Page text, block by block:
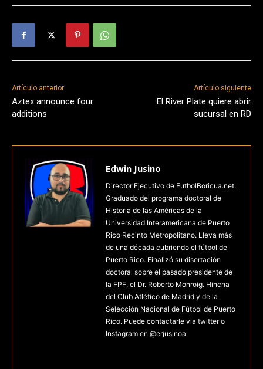
Artículo anterior
Aztex announce four
additions
Artículo siguiente
El River Plate quiere abrir
sucursal en RD
Edwin Jusino
Director Ejecutivo de FutbolBoricua.net.
Graduado del programa doctoral de
Historia de las Américas de la
Universidad Interamericana de Puerto
Rico Recinto Metropolitano. Lleva más
de una década cubriendo el fútbol de
Puerto Rico. Finalizó su disertación
doctoral sobre el pasado presidente de
la FPF, el Dr. Roberto Monroig. Hincha
del Club Atlético de Madrid y de la
Selección Nacional de Fútbol de Puerto
Rico. Puede contactarle via twitter o
Instagram en @erjusinoa